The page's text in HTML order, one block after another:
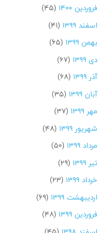
فروردین ۱۴۰۰
(۴۵)
اسفند ۱۳۹۹
(۴۱)
بهمن ۱۳۹۹
(۶۵)
دی ۱۳۹۹
(۶۷)
آذر ۱۳۹۹
(۶۸)
آبان ۱۳۹۹
(۳۵)
مهر ۱۳۹۹
(۳۷)
شهریور ۱۳۹۹
(۴۸)
مرداد ۱۳۹۹
(۵۰)
تیر ۱۳۹۹
(۲۹)
خرداد ۱۳۹۹
(۲۳)
اردیبهشت ۱۳۹۹
(۶۹)
فروردین ۱۳۹۹
(۴۸)